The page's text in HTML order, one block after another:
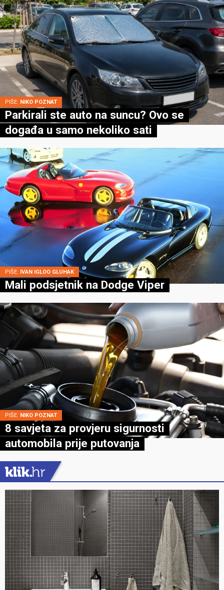
PIŠE: NIKO POZNAT
Parkirali ste auto na suncu? Ovo se
događa u samo nekoliko sati
PIŠE: IVAN IGLOO GLUHAK
Mali podsjetnik na Dodge Viper
PIŠE: NIKO POZNAT
8 savjeta za provjeru sigurnosti
automobila prije putovanja